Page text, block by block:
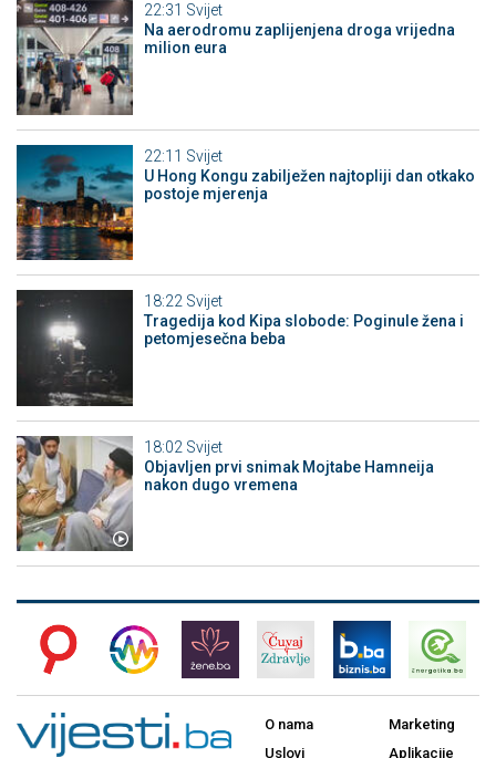
22:31 Svijet
Na aerodromu zaplijenjena droga vrijedna
milion eura
22:11 Svijet
U Hong Kongu zabilježen najtopliji dan otkako
postoje mjerenja
18:22 Svijet
Tragedija kod Kipa slobode: Poginule žena i
petomjesečna beba
18:02 Svijet
Objavljen prvi snimak Mojtabe Hamneija
nakon dugo vremena
O nama
Uslovi
Marketing
Aplikacije